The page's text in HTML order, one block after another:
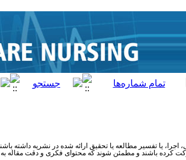
یا تفسیر مطالعه یا تحقیق ارائه شده در نشریه داشته
کرده باشند و مطمئن شوند که محتوای فکری و دقت مقاله